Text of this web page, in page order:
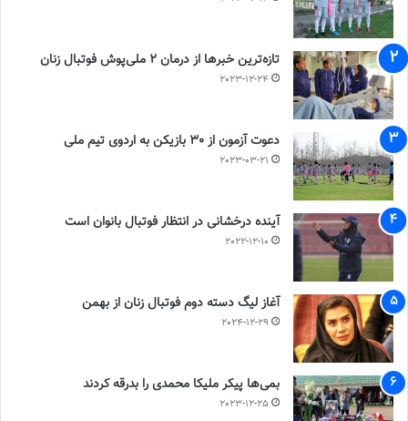
تازه‌ترین خبرها از درمان ۲ ملی‌پوش فوتبال زنان
2023-12-24
دعوت آزمون از 30 بازیکن به اردوی تیم ملی
2023-03-21
آینده درخشانی در انتظار فوتبال بانوان است
2022-12-10
آغاز لیگ دسته دوم فوتبال زنان از بهمن
2024-12-29
بمی‌ها پیکر ملیکا محمدی را بدرقه کردند
2023-12-25